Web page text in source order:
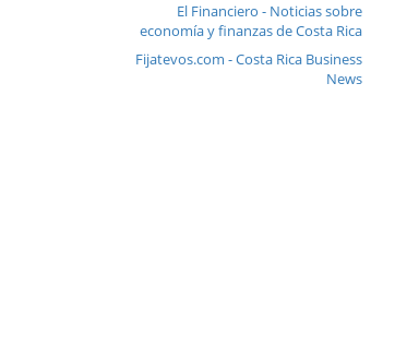
El Financiero - Noticias sobre
economía y finanzas de Costa Rica
Fijatevos.com - Costa Rica Business
News